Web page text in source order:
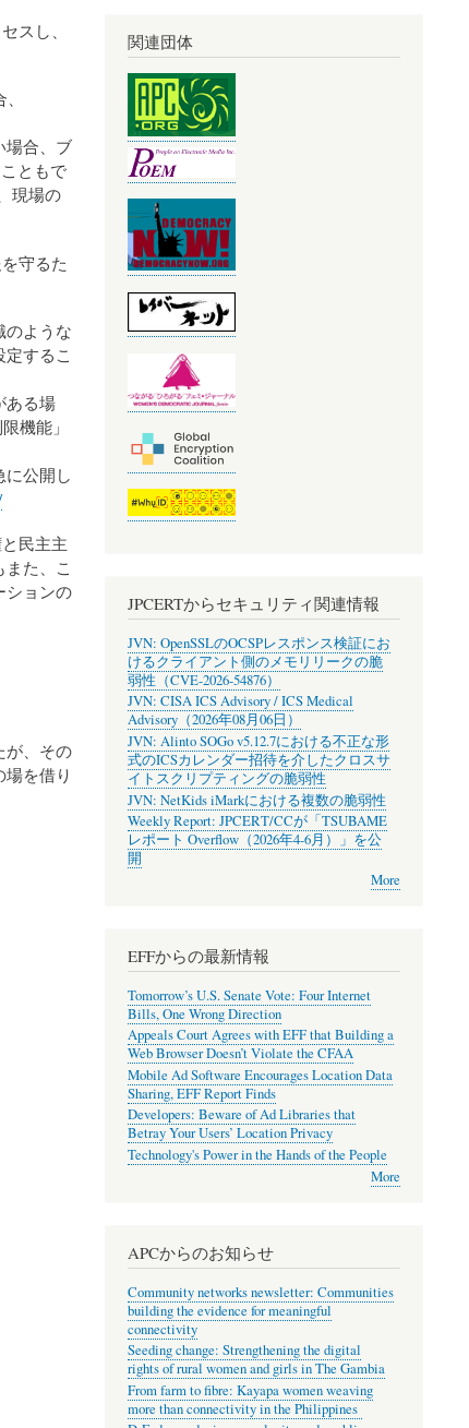
スし、
場合、ブ
ともで
現場の
守るた
のような
するこ
ある場
機能」
公開し
民主主
た、こ
ションの
が、その
を借り
関連団体
JPCERTからセキュリティ関連情報
JVN: OpenSSLのOCSPレスポンス検証にお
けるクライアント側のメモリリークの脆
弱性（CVE-2026-54876）
JVN: CISA ICS Advisory / ICS Medical
Advisory（2026年08月06日）
JVN: Alinto SOGo v5.12.7における不正な形
式のICSカレンダー招待を介したクロスサ
イトスクリプティングの脆弱性
JVN: NetKids iMarkにおける複数の脆弱性
Weekly Report: JPCERT/CCが「TSUBAME
レポート Overflow（2026年4-6月）」を公
開
More
EFFからの最新情報
Tomorrow’s U.S. Senate Vote: Four Internet
Bills, One Wrong Direction
Appeals Court Agrees with EFF that Building a
Web Browser Doesn’t Violate the CFAA
Mobile Ad Software Encourages Location Data
Sharing, EFF Report Finds
Developers: Beware of Ad Libraries that
Betray Your Users’ Location Privacy
Technology's Power in the Hands of the People
More
APCからのお知らせ
Community networks newsletter: Communities
building the evidence for meaningful
connectivity
Seeding change: Strengthening the digital
rights of rural women and girls in The Gambia
From farm to fibre: Kayapa women weaving
more than connectivity in the Philippines